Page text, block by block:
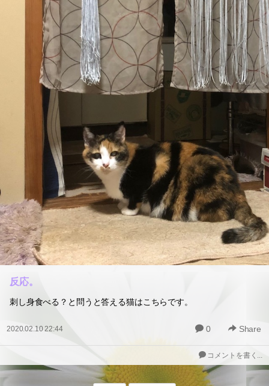
反応。
刺し身食べる？と問うと答える猫はこちらです。
2020.02.10 22:44 0 Share
コメントを書く...